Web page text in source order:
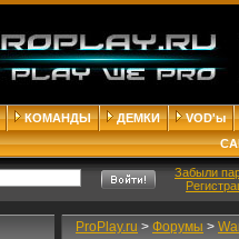
КОМАНДЫ ДЕМКИ
VOD'ы
Забыли
ProPlay.ru > Форумы >